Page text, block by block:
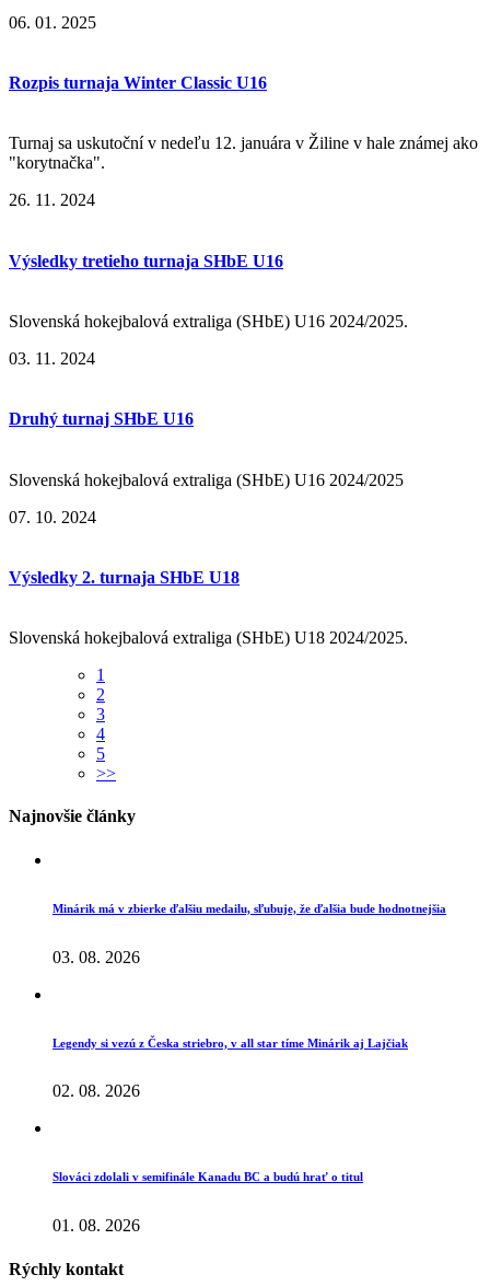
06. 01. 2025
Rozpis turnaja Winter Classic U16
Turnaj sa uskutoční v nedeľu 12. januára v Žiline v hale známej ako
"korytnačka".
26. 11. 2024
Výsledky tretieho turnaja SHbE U16
Slovenská hokejbalová extraliga (SHbE) U16 2024/2025.
03. 11. 2024
Druhý turnaj SHbE U16
Slovenská hokejbalová extraliga (SHbE) U16 2024/2025
07. 10. 2024
Výsledky 2. turnaja SHbE U18
Slovenská hokejbalová extraliga (SHbE) U18 2024/2025.
1
2
3
4
5
>>
Najnovšie články
Minárik má v zbierke ďalšiu medailu, sľubuje, že ďalšia bude hodnotnejšia
03. 08. 2026
Legendy si vezú z Česka striebro, v all star tíme Minárik aj Lajčiak
02. 08. 2026
Slováci zdolali v semifinále Kanadu BC a budú hrať o titul
01. 08. 2026
Rýchly kontakt